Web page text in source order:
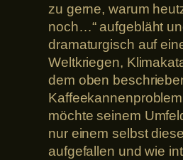
zu gerne, warum
noch…“ aufgebläht
dramaturgisch auf
Weltkriegen,
dem oben
möchte seinem
nur einem selbst
aufgefallen und wie